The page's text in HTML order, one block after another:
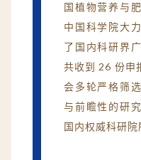
国植物营养与
中国科学院大
了国内科研界
共收到 26 份申
会多轮严格筛
与前瞻性的研
国内权威科研院